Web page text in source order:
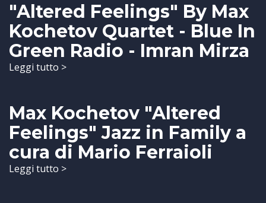
"Altered Feelings" By Max
Kochetov Quartet - Blue In
Green Radio - Imran Mirza
Leggi tutto >
Max Kochetov "Altered
Feelings" Jazz in Family a
cura di Mario Ferraioli
Leggi tutto >